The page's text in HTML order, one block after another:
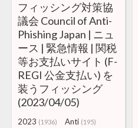
フィッシング対策協
議会 Council of Anti-
Phishing Japan | ニュ
ース | 緊急情報 | 関税
等お支払いサイト (F-
REGI 公金支払い) を
装うフィッシング
(2023/04/05)
2023 (1936) Anti (195)